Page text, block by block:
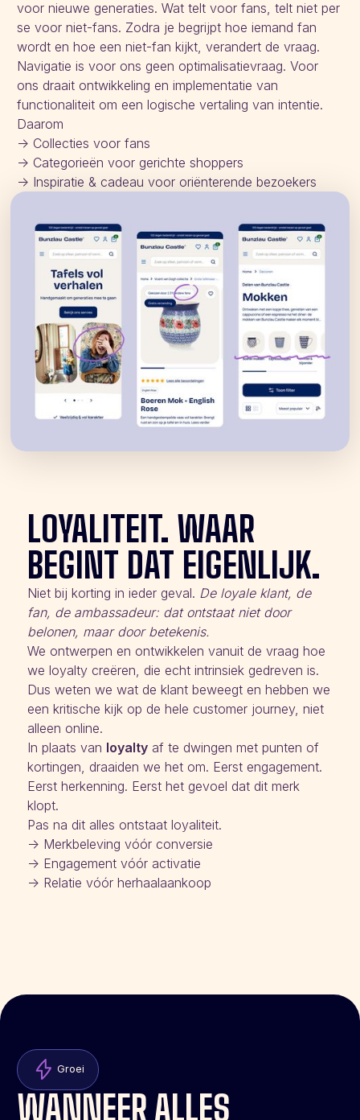
voor nieuwe generaties. Wat telt voor fans, telt niet per
se voor niet-fans. Zodra je begrijpt hoe iemand fan
wordt en hoe een niet-fan kijkt, verandert de vraag.
Navigatie is voor ons geen optimalisatievraag. Voor
ons draait ontwikkeling en implementatie van
functionaliteit om een logische vertaling van intentie.
Daarom
-> Collecties voor fans
-> Categorieën voor gerichte shoppers
-> Inspiratie & cadeau voor oriënterende bezoekers
LOYALITEIT. WAAR
BEGINT DAT EIGENLIJK.
Niet bij korting in ieder geval. De loyale klant, de
fan, de ambassadeur: dat ontstaat niet door
belonen, maar door betekenis.
We ontwerpen en ontwikkelen vanuit de vraag hoe
we loyalty creëren, die echt intrinsiek gedreven is.
Dus weten we wat de klant beweegt en hebben we
een kritische kijk op de hele customer journey, niet
alleen online.
In plaats van loyaltyaf te dwingen met punten of
kortingen, draaiden we het om. Eerst engagement.
Eerst herkenning. Eerst het gevoel dat dit merk
klopt.
Pas na dit alles ontstaat loyaliteit.
-> Merkbeleving vóór conversie
-> Engagement vóór activatie
-> Relatie vóór herhaalaankoop
Groei
WANNEER ALLES